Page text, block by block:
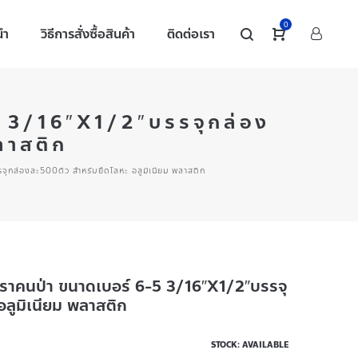
วิธีการสั่งซื้อสินค้า ติดต่อเรา 0
16″X1/2″บรรจุกล่อง
สติก
กล่องละ500ตัว สำหรับยึดโลหะ อลูมิเนียม พลาสติก
าคนป่า ขนาดเบอร์ 6-5 3/16″X1/2″บรรจุ
ลูมิเนียม พลาสติก
STOCK: AVAILABLE